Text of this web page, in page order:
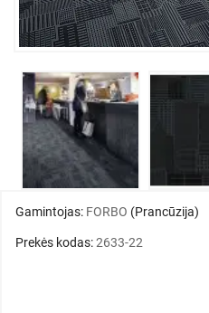
Gamintojas: FORBO (Prancūzija)
Prekės kodas:2633-22